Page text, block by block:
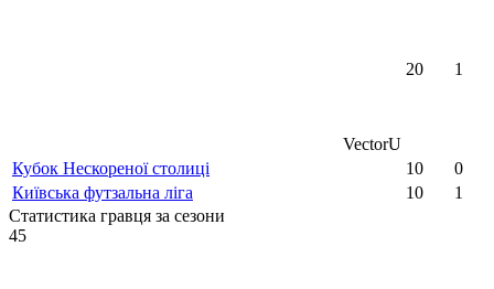
VectorU
20 1
Кубок Нескореної столиці 10 0
Київська футзальна ліга
10 1
Статистика гравця за сезони
45